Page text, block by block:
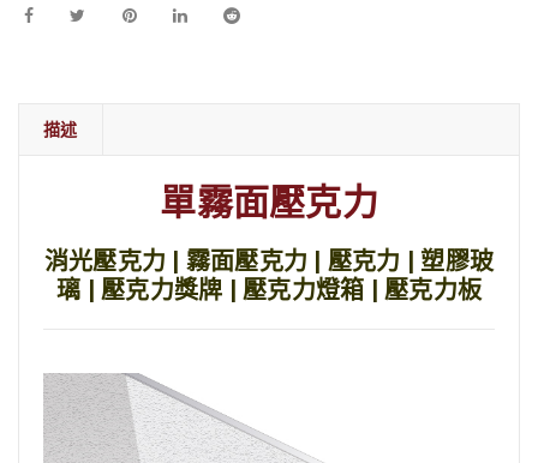
描述
單霧面壓克力
消光壓克力 | 霧面壓克力 | 壓克力 | 塑膠玻
璃 | 壓克力獎牌 | 壓克力燈箱 | 壓克力板